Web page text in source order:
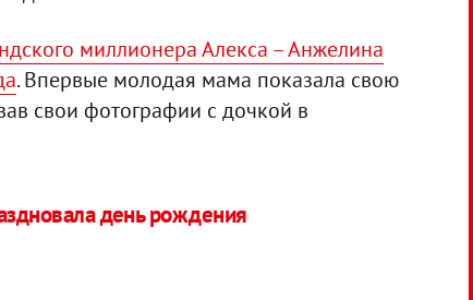
миллионера Алекса – Анжелина
. Впервые молодая мама показала свою
свои фотографии с дочкой в
день рождения